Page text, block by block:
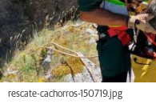
rescate-cachorros-150719.jpg